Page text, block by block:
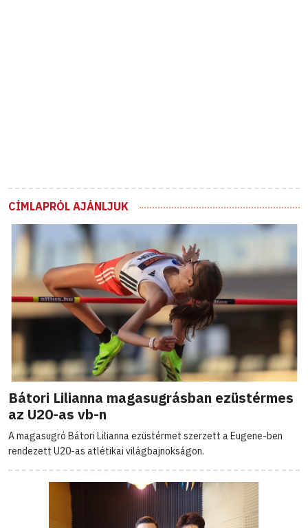
CÍMLAPRÓL AJÁNLJUK
Bátori Lilianna magasugrásban ezüstérmes
az U20-as vb-n
A magasugró Bátori Lilianna ezüstérmet szerzett a Eugene-ben
rendezett U20-as atlétikai világbajnokságon.